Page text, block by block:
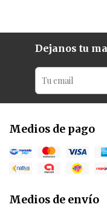
Dejanos tu
Medios de pago
Medios de envío